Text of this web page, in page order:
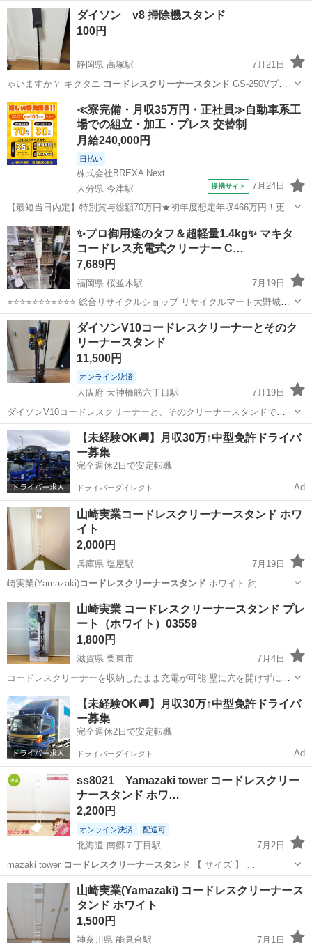
ダイソン v8 掃除機スタンド
100円
静岡県 高塚駅
7月21日
ゃいますか？ キクタニ コードレスクリーナースタンド GS-250Vブラ
ック …
静岡 浜松市 高塚駅 生活家電 ダイソン
≪寮完備・月収35万円・正社員≫自動車系工
場での組立・加工・プレス 交替制
月給240,000円
日払い
株式会社BREXA Next
大分県 今津駅
提携サイト 7月24日
【最短当日内定】特別賞与総額70万円★初年度想定年収466万円！更新
インセンティブ30万円★無料の備品付き寮完備＆赴任旅費会社負担◎
業績賞与＆昇給あり！軽自動車の製造業務！ ダイハツ車の製造 大手自
動車メーカーである『ダイ...
大分 中津市 今津駅 その他
✨プロ御用達のタフ＆超軽量1.4kg✨ マキタ
コードレス充電式クリーナー C…
7,689円
福岡県 桜並木駅
7月19日
⭐️⭐️⭐️⭐️⭐️⭐️⭐️⭐️⭐️⭐️⭐️ 総合リサイクルショップ リサイクルマート大野城店
です ⭐️⭐️⭐️⭐️⭐️⭐️⭐️⭐️⭐️⭐️⭐️ 📜 商品内容 電動工具の世界的トップブランド
『マキタ』より、圧倒...
福岡 大野城市 生活家電
ダイソンV10コードレスクリーナーとそのク
リーナースタンド
11,500円
オンライン決済
大阪府 天神橋筋六丁目駅
7月19日
ダイソンV10コードレスクリーナーと、そのクリーナースタンドで
す。バッテリー切れて、新しい掃除機に買い替えたので、出品いたし
ます。付属品は画像の通りですが、揃っていると推察します。現状品
のままお渡しします。バッテリー交換可能...
大阪 大阪市 天神橋筋六丁目駅 生活家電
【未経験OK🚚】月収30万↑中型免許ドライバ
ー募集
完全週休2日で安定転職
ドライバーダイレクト Ad
山崎実業コードレスクリーナースタンド ホワ
イト
2,000円
兵庫県 塩屋駅
7月19日
崎実業(Yamazaki)コードレスクリーナースタンド ホワイト 約
W22XD2…
兵庫 神戸市 塩屋駅 掃除用具
山崎実業 コードレスクリーナースタンド プレ
ート（ホワイト）03559
1,800円
滋賀県 栗東市
7月4日
コードレスクリーナーを収納したまま充電が可能 壁に穴を開けずにコ
ードレスクリーナーを収納できるクリーナースタンド。ダイソン製コ
ードレスハンディークリーナー用スリムスタンドです。クリーナーツ
滋賀 栗東市 生活家電
【未経験OK🚚】月収30万↑中型免許ドライバ
ー募集
完全週休2日で安定転職
ドライバーダイレクト Ad
ss8021 Yamazaki tower コードレスクリー
ナースタンド ホワ…
2,200円
オンライン決済 配送可
北海道 南郷７丁目駅
7月2日
mazaki tower コードレスクリーナースタンド 【 サイズ 】 …
北海道 札幌市 南郷７丁目駅
コードレスクリーナースタンド
山崎実業(Yamazaki) コードレスクリーナース
タンド ホワイト
1,500円
神奈川県 能見台駅 7月1日